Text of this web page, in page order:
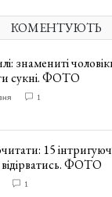
КОМЕНТУЮТЬ
знамениті
сукні. ФОТО
1
15
ФОТО
1